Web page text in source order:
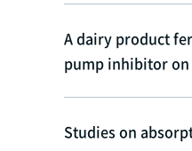
A dairy product
pump inhibitor on
Studies on